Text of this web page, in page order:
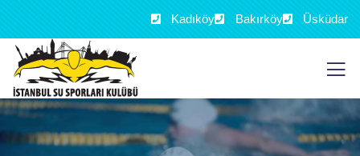
Kadıköy Bakırköy Üsküdar